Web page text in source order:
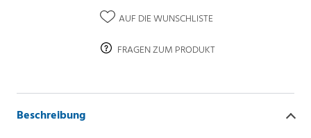
AUF DIE WUNSCHLISTE
FRAGEN ZUM PRODUKT
Beschreibung